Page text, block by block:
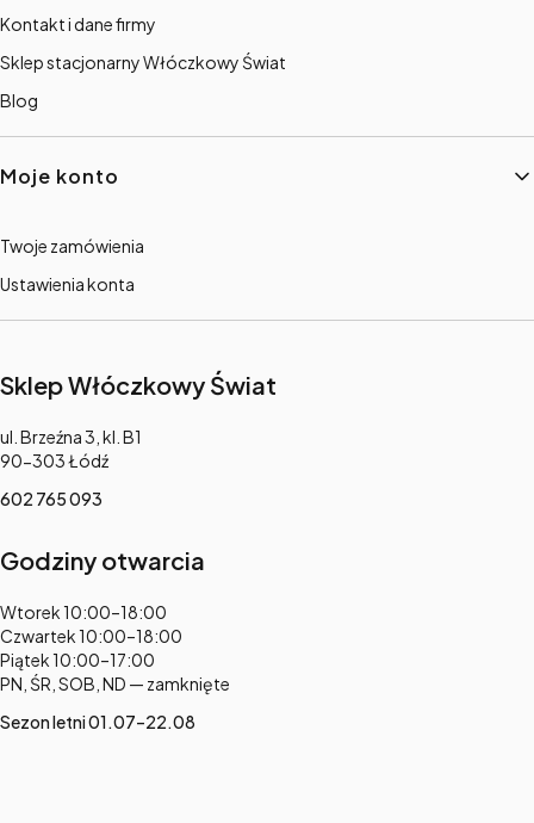
Kontakt i dane firmy
Sklep stacjonarny Włóczkowy Świat
Blog
Moje konto
Twoje zamówienia
Ustawienia konta
Sklep Włóczkowy Świat
Adres:
ul. Brzeźna 3, kl. B1
90-303 Łódź
602 765 093
Godziny otwarcia
Adres:
Wtorek 10:00–18:00
Czwartek 10:00–18:00
Piątek 10:00–17:00
PN, ŚR, SOB, ND — zamknięte
Sezon letni 01.07–22.08